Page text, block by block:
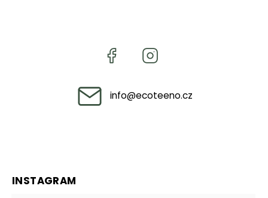
info@ecoteeno.cz
INSTAGRAM